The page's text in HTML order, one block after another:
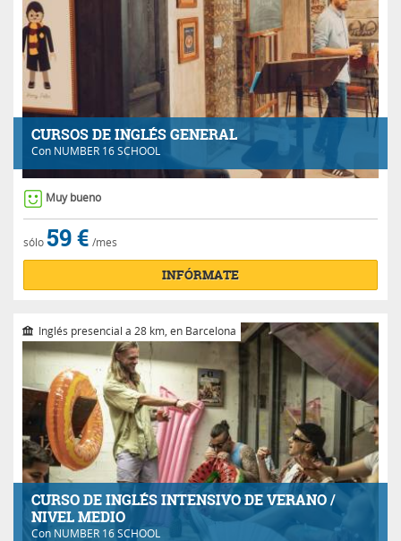
CURSOS DE INGLÉS GENERAL
Con NUMBER 16 SCHOOL
Muy bueno
sólo 59 € /mes
INFÓRMATE
CURSO DE INGLÉS INTENSIVO DE VERANO /
NIVEL MEDIO
Con NUMBER 16 SCHOOL
Inglés presencial a 28 km, en Barcelona